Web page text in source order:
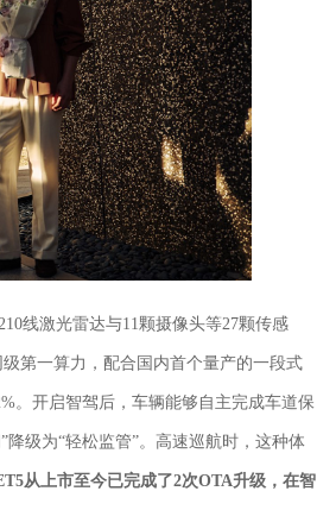
线激光雷达与11颗摄像头等27颗传感
第一算力，配合国内首个量产的一段式
。开启智驾后，车辆能够自主完成车道保
级为“轻松监管”。高速巡航时，这种体
从上市至今已完成了2次OTA升级，在智